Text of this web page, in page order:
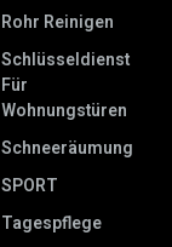
Rohr Reinigen
Schlüsseldienst
Für
Wohnungstüren
Schneeräumung
SPORT
Tagespflege